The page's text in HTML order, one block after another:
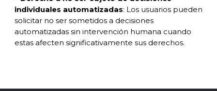
individuales automatizadas: Los usuarios pueden
solicitar no ser sometidos a decisiones
automatizadas sin intervención humana cuando
estas afecten significativamente sus derechos.